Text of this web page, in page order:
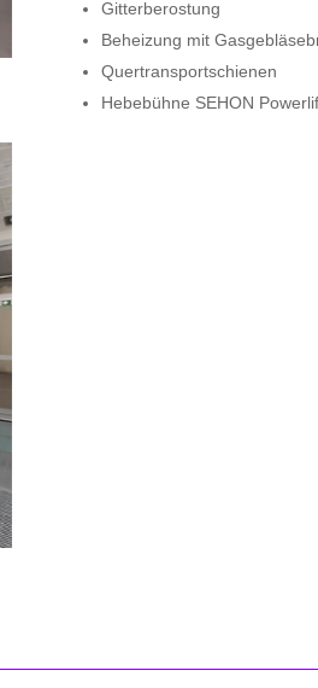
Gitterberostung
Beheizung mit
Quertransportschienen
Hebebühne SEHON